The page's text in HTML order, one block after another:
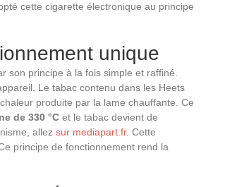
cette cigarette électronique au principe
unique
son principe à la fois simple et raffiné.
Le tabac contenu dans les Heets
produite par la lame chauffante. Ce
de 330 °C et le tabac devient de
allez sur mediapart.fr. Cette
principe de fonctionnement rend la